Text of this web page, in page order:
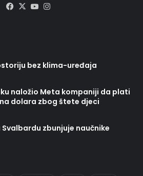
Facebook
X YouTube
bez klima-uređaja
naložio Meta kompaniji da plati
dolara zbog štete djeci
zbunjuje naučnike